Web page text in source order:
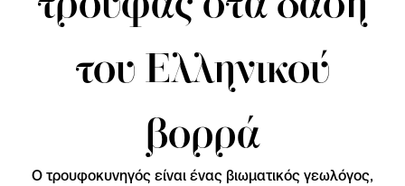
του Ελληνικού
βορρά
Ο τρουφοκυνηγός είναι ένας βιωματικός γεωλόγος,